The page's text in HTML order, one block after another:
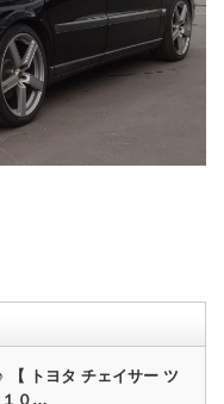
【 トヨタ チェイサー ツ
１０…